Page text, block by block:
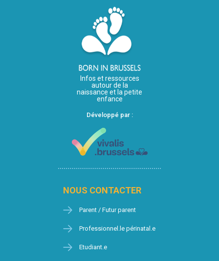
Infos et ressources
autour de la
naissance et la petite
enfance
Développé par :
NOUS CONTACTER
Parent / Futur parent
Professionnel.le périnatal.e
Etudiant.e